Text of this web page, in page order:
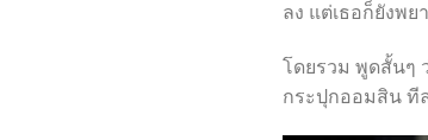
ลง แต่เธอก็ยังพ
โดยรวม พูดสั้นๆ
กระปุกออมสิน ที